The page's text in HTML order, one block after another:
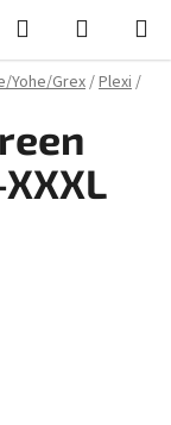
Hledat
KOŠÍK
Yohe/Grex/Plexi/